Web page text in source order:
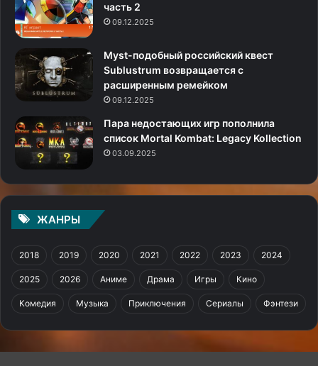
часть 2
09.12.2025
Myst-подобный российский квест
Sublustrum возвращается с
расширенным ремейком
09.12.2025
Пара недостающих игр пополнила
список Mortal Kombat: Legacy Kollection
03.09.2025
ЖАНРЫ
2018 2019 2020 2021 2022 2023 2024
2025 2026 Аниме Драма Игры Кино
Комедия Музыка Приключения Сериалы Фэнтези